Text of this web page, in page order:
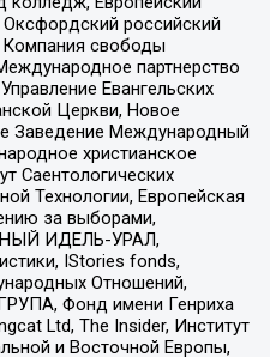
российский
свободы
партнерство
Евангельских
Церкви, Новое
Заведение Международный
христианское
Саентологических
Технологии, Европейская
за выборами,
ИДЕЛЬ-УРАЛ,
IStories fonds,
Отношений,
Фонд имени Генриха
Ltd, The Insider, Институт
и Восточной Европы,